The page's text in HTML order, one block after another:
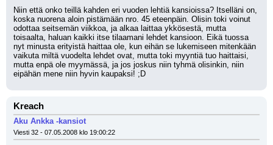
Niin että onko teillä kahden eri vuoden lehtiä kansioissa? Itselläni on,
koska nuorena aloin pistämään nro. 45 eteenpäin. Olisin toki voinut
odottaa seitsemän viikkoa, ja alkaa laittaa ykkösestä, mutta
toisaalta, haluan kaikki itse tilaamani lehdet kansioon. Eikä tuossa
nyt minusta erityistä haittaa ole, kun eihän se lukemiseen mitenkään
vaikuta miltä vuodelta lehdet ovat, mutta toki myyntiä tuo haittaisi,
mutta enpä ole myymässä, ja jos joskus niin tyhmä olisinkin, niin
eipähän mene niin hyvin kaupaksi! ;D
Kreach
Aku Ankka -kansiot
Viesti 32 - 07.05.2008 klo 19:00:22